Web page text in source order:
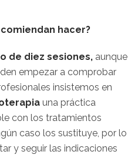
hacer?
de diez sesiones, aunque
empezar a comprobar
insistemos en
una práctica
con los tratamientos
caso los sustituye, por lo
y seguir las indicaciones